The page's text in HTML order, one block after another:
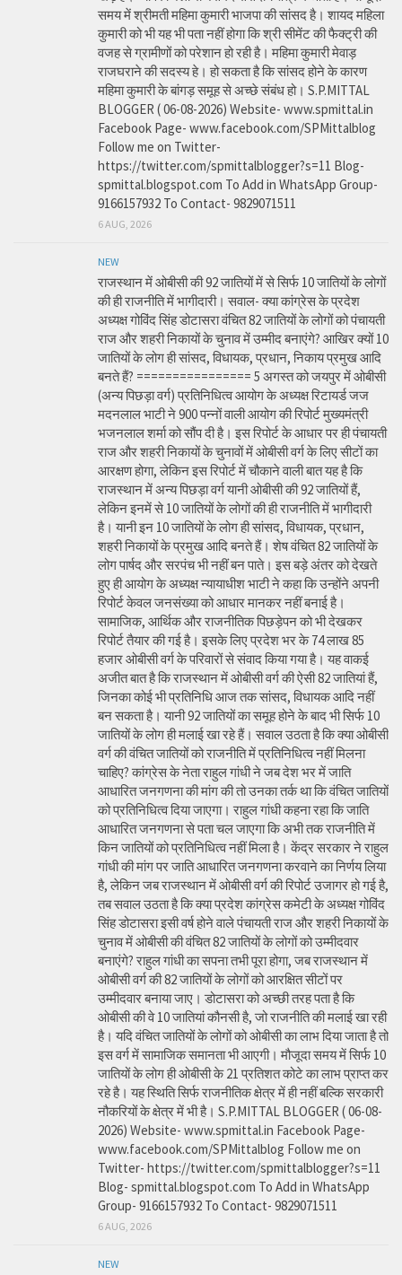
समय में श्रीमती महिमा कुमारी भाजपा की सांसद है। शायद महिला
कुमारी को भी यह भी पता नहीं होगा कि श्री सीमेंट की फैक्ट्री की
वजह से ग्रामीणों को परेशान हो रही है। महिमा कुमारी मेवाड़
राजघराने की सदस्य हे। हो सकता है कि सांसद होने के कारण
महिमा कुमारी के बांगड़ समूह से अच्छे संबंध हो। S.P.MITTAL
BLOGGER ( 06-08-2026) Website- www.spmittal.in
Facebook Page- www.facebook.com/SPMittalblog
Follow me on Twitter-
https://twitter.com/spmittalblogger?s=11 Blog-
spmittal.blogspot.com To Add in WhatsApp Group-
9166157932 To Contact- 9829071511
6 AUG, 2026
NEW
राजस्थान में ओबीसी की 92 जातियों में से सिर्फ 10 जातियों के लोगों
की ही राजनीति में भागीदारी। सवाल- क्या कांग्रेस के प्रदेश
अध्यक्ष गोविंद सिंह डोटासरा वंचित 82 जातियों के लोगों को पंचायती
राज और शहरी निकायों के चुनाव में उम्मीद बनाएंगे? आखिर क्यों 10
जातियों के लोग ही सांसद, विधायक, प्रधान, निकाय प्रमुख आदि
बनते हैं? ================ 5 अगस्त को जयपुर में ओबीसी
(अन्य पिछड़ा वर्ग) प्रतिनिधित्व आयोग के अध्यक्ष रिटायर्ड जज
मदनलाल भाटी ने 900 पन्नों वाली आयोग की रिपोर्ट मुख्यमंत्री
भजनलाल शर्मा को सौंप दी है। इस रिपोर्ट के आधार पर ही पंचायती
राज और शहरी निकायों के चुनावों में ओबीसी वर्ग के लिए सीटों का
आरक्षण होगा, लेकिन इस रिपोर्ट में चौकाने वाली बात यह है कि
राजस्थान में अन्य पिछड़ा वर्ग यानी ओबीसी की 92 जातियों हैं,
लेकिन इनमें से 10 जातियों के लोगों की ही राजनीति में भागीदारी
है। यानी इन 10 जातियों के लोग ही सांसद, विधायक, प्रधान,
शहरी निकायों के प्रमुख आदि बनते हैं। शेष वंचित 82 जातियों के
लोग पार्षद और सरपंच भी नहीं बन पाते। इस बड़े अंतर को देखते
हुए ही आयोग के अध्यक्ष न्यायाधीश भाटी ने कहा कि उन्होंने अपनी
रिपोर्ट केवल जनसंख्या को आधार मानकर नहीं बनाई है।
सामाजिक, आर्थिक और राजनीतिक पिछड़ेपन को भी देखकर
रिपोर्ट तैयार की गई है। इसके लिए प्रदेश भर के 74 लाख 85
हजार ओबीसी वर्ग के परिवारों से संवाद किया गया है। यह वाकई
अजीत बात है कि राजस्थान में ओबीसी वर्ग की ऐसी 82 जातियां हैं,
जिनका कोई भी प्रतिनिधि आज तक सांसद, विधायक आदि नहीं
बन सकता है। यानी 92 जातियों का समूह होने के बाद भी सिर्फ 10
जातियों के लोग ही मलाई खा रहे हैं। सवाल उठता है कि क्या ओबीसी
वर्ग की वंचित जातियों को राजनीति में प्रतिनिधित्व नहीं मिलना
चाहिए? कांग्रेस के नेता राहुल गांधी ने जब देश भर में जाति
आधारित जनगणना की मांग की तो उनका तर्क था कि वंचित जातियों
को प्रतिनिधित्व दिया जाएगा। राहुल गांधी कहना रहा कि जाति
आधारित जनगणना से पता चल जाएगा कि अभी तक राजनीति में
किन जातियों को प्रतिनिधित्व नहीं मिला है। केंद्र सरकार ने राहुल
गांधी की मांग पर जाति आधारित जनगणना करवाने का निर्णय लिया
है, लेकिन जब राजस्थान में ओबीसी वर्ग की रिपोर्ट उजागर हो गई है,
तब सवाल उठता है कि क्या प्रदेश कांग्रेस कमेटी के अध्यक्ष गोविंद
सिंह डोटासरा इसी वर्ष होने वाले पंचायती राज और शहरी निकायों के
चुनाव में ओबीसी की वंचित 82 जातियों के लोगों को उम्मीदवार
बनाएंगे? राहुल गांधी का सपना तभी पूरा होगा, जब राजस्थान में
ओबीसी वर्ग की 82 जातियों के लोगों को आरक्षित सीटों पर
उम्मीदवार बनाया जाए। डोटासरा को अच्छी तरह पता है कि
ओबीसी की वे 10 जातियां कौनसी है, जो राजनीति की मलाई खा रही
है। यदि वंचित जातियों के लोगों को ओबीसी का लाभ दिया जाता है तो
इस वर्ग में सामाजिक समानता भी आएगी। मौजूदा समय में सिर्फ 10
जातियों के लोग ही ओबीसी के 21 प्रतिशत कोटे का लाभ प्राप्त कर
रहे है। यह स्थिति सिर्फ राजनीतिक क्षेत्र में ही नहीं बल्कि सरकारी
नौकरियों के क्षेत्र में भी है। S.P.MITTAL BLOGGER ( 06-08-
2026) Website- www.spmittal.in Facebook Page-
www.facebook.com/SPMittalblog Follow me on
Twitter- https://twitter.com/spmittalblogger?s=11
Blog- spmittal.blogspot.com To Add in WhatsApp
Group- 9166157932 To Contact- 9829071511
6 AUG, 2026
NEW